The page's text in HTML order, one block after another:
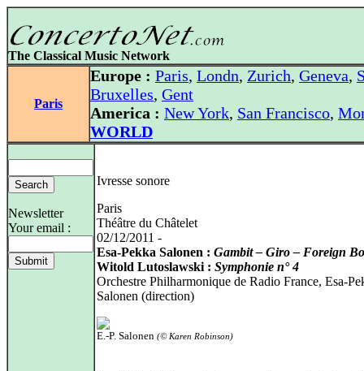
The Classical Music Network
Paris
Europe : Paris, Londn, Zurich, Geneva,
Bruxelles, Gent
America : New York, San Francisco,
WORLD
Newsletter
Your email :
Ivresse sonore
Paris
Théâtre du Châtelet
02/12/2011 -
Esa-Pekka Salonen : Gambit – Giro – Foreign
Witold Lutoslawski : Symphonie n° 4
Orchestre Philharmonique de Radio France, Esa-
Salonen (direction)
E.-P. Salonen (© Karen Robinson)